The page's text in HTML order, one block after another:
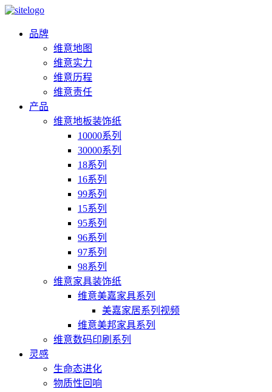
品牌
维意地图
维意实力
维意历程
维意责任
产品
维意地板装饰纸
10000系列
30000系列
18系列
16系列
99系列
15系列
95系列
96系列
97系列
98系列
维意家具装饰纸
维意美嘉家具系列
美嘉家居系列视频
维意美邦家具系列
维意数码印刷系列
灵感
生命态进化
物质性回响